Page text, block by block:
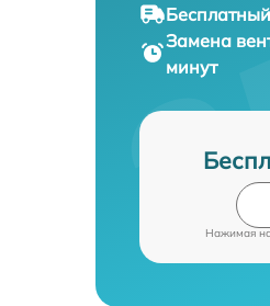
Замена
минут
Нажимая